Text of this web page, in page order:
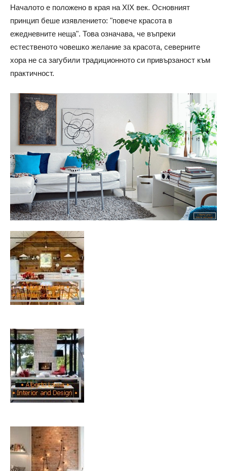
Началото е положено в края на XIX век. Основният
принцип беше изявлението: "повече красота в
ежедневните неща". Това означава, че въпреки
естественото човешко желание за красота, северните
хора не са загубили традиционното си привързаност към
практичност.